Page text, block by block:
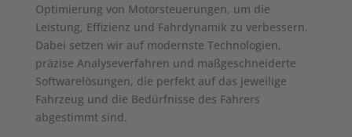
Optimierung von Motorsteuerungen, um die
Leistung, Effizienz und Fahrdynamik zu verbessern.
Dabei setzen wir auf modernste Technologien,
präzise Analyseverfahren und maßgeschneiderte
Softwarelösungen, die perfekt auf das jeweilige
Fahrzeug und die Bedürfnisse des Fahrers
abgestimmt sind.